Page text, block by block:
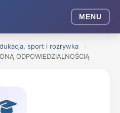
MENU
sport i rozrywka
›
ODPOWIEDZIALNOŚCIĄ